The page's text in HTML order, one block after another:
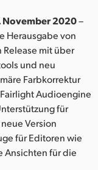
November 2020–
Herausgabe von
Release mit über
und neu
Farbkorrektur
Audioengine
für
Version
für Editoren wie
Ansichten für die